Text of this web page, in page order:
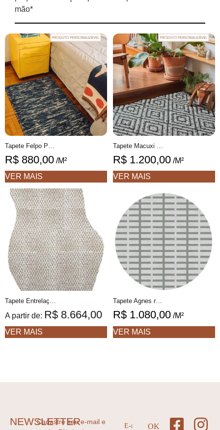
mão*
R$ 880,00 /M²
VER MAIS
R$ 1.200,00 /M²
VER MAIS
Tapete Entrelaço Orgânico 3 Bege e Café com leite Formas orgânicas, Feito à mão
A partir de: R$ 8.664,00
VER MAIS
Tapete Agnes redondo 1 geométrico feito à mão, 100% algodão reciclado
R$ 1.080,00 /M²
VER MAIS
NEWSLETTER
Cadastre seu e-mail e